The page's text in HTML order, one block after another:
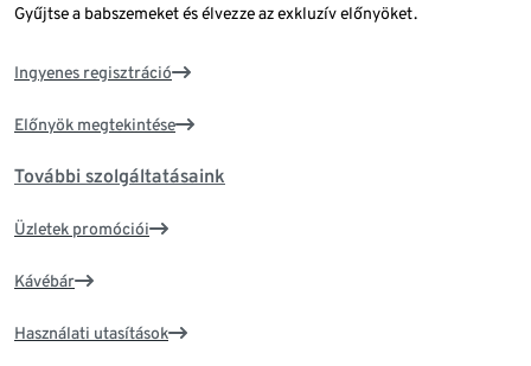
Gyűjtse a babszemeket és élvezze az exkluzív előnyöket.
Ingyenes regisztráció
Előnyök megtekintése
További szolgáltatásaink
Üzletek promóciói
Kávébár
Használati utasítások